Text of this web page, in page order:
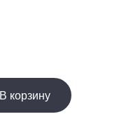
В корзину